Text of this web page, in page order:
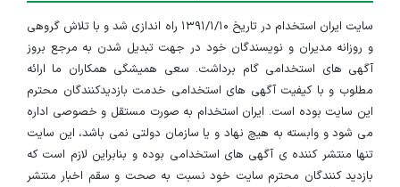
سایت ایران استخدام در تاریخ ۱۳۹۱/۱/۱۰ راه اندازی شد و با تلاش گروهی
و روزانه مدیران و نویسندگان خود در جهت تبدیل شدن به مرجع بروز
آگهی های استخدامی گام برداشت. سعی همیشگی همکاران ما ارائه
مطلوب و با کیفیت آگهی های استخدامی خدمت بازدیدکنندگان محترم
این سایت بوده است. ایران استخدام به صورت مستقل و خصوصی اداره
می شود و وابسته به هیچ نهاد و یا سازمان دولتی نمی باشد، این سایت
تنها منتشر کننده ی آگهی های استخدامی بوده و بنابراین لازم است که
بازدید کنندگان محترم سایت خود نسبت به صحت و سقم اخبار منتشر